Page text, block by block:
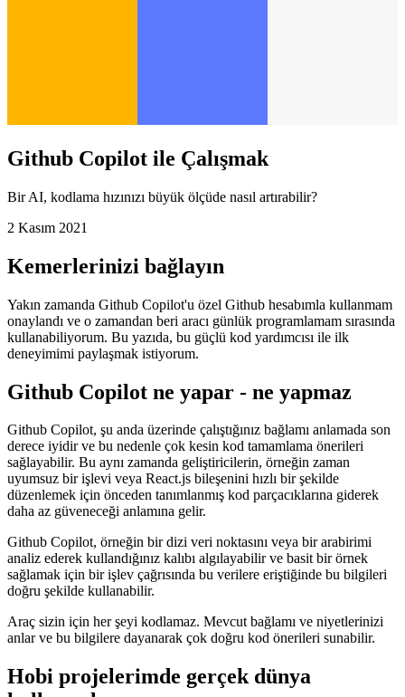
2 Kasım 2021
Kemerlerinizi bağlayın
Yakın zamanda Github Copilot'u özel Github hesabımla kullanmam
onaylandı ve o zamandan beri aracı günlük programlamam sırasında
kullanabiliyorum. Bu yazıda, bu güçlü kod yardımcısı ile ilk
deneyimimi paylaşmak istiyorum.
Github Copilot ne yapar - ne yapmaz
Github Copilot, şu anda üzerinde çalıştığınız bağlamı anlamada son
derece iyidir ve bu nedenle çok kesin kod tamamlama önerileri
sağlayabilir. Bu aynı zamanda geliştiricilerin, örneğin zaman
uyumsuz bir işlevi veya React.js bileşenini hızlı bir şekilde
düzenlemek için önceden tanımlanmış kod parçacıklarına giderek
daha az güveneceği anlamına gelir.
Github Copilot, örneğin bir dizi veri noktasını veya bir arabirimi
analiz ederek kullandığınız kalıbı algılayabilir ve basit bir örnek
doğru şekilde kullanabilir.